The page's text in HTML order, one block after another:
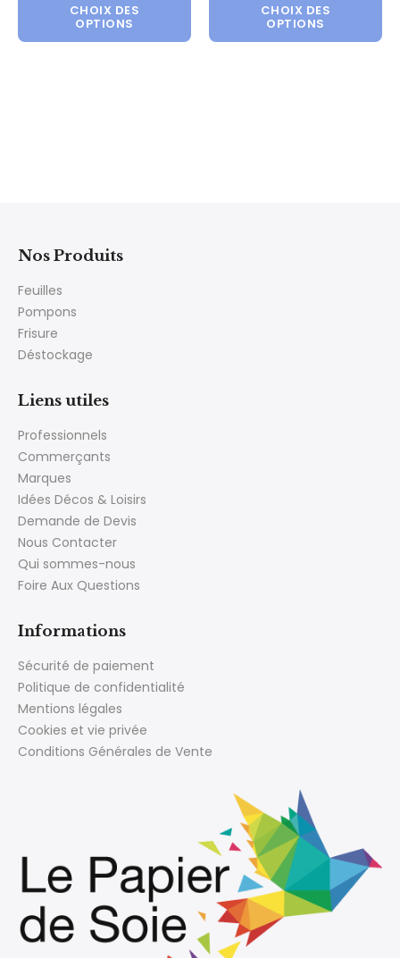
CHOIX DES
OPTIONS
CHOIX DES
OPTIONS
Nos Produits
Feuilles
Pompons
Frisure
Déstockage
Liens utiles
Professionnels
Commerçants
Marques
Idées Décos & Loisirs
Demande de Devis
Nous Contacter
Qui sommes-nous
Foire Aux Questions
Informations
Sécurité de paiement
Politique de confidentialité
Mentions légales
Cookies et vie privée
Conditions Générales de Vente